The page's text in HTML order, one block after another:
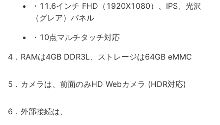
・11.6インチ FHD（1920X1080）、IPS、光沢
（グレア）パネル
・10点マルチタッチ対応
4．RAMは4GB DDR3L、ストレージは64GB eMMC
5．カメラは、前面のみHD Webカメラ (HDR対応)
6．外部接続は、